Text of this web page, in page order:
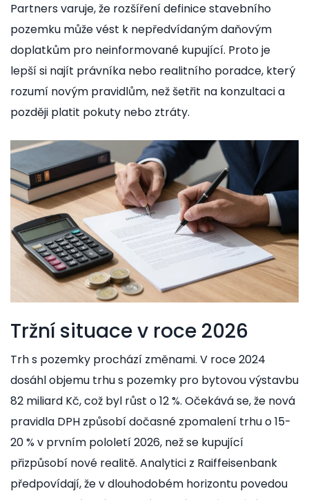
Partners varuje, že rozšíření definice stavebního
pozemku může vést k nepředvídaným daňovým
doplatkům pro neinformované kupující. Proto je
lepší si najít právníka nebo realitního poradce, který
rozumí novým pravidlům, než šetřit na konzultaci a
později platit pokuty nebo ztráty.
Tržní situace v roce 2026
Trh s pozemky prochází změnami. V roce 2024
dosáhl objemu trhu s pozemky pro bytovou výstavbu
82 miliard Kč, což byl růst o 12 %. Očekává se, že nová
pravidla DPH způsobí dočasné zpomalení trhu o 15-
20 % v prvním pololetí 2026, než se kupující
přizpůsobí nové realitě. Analytici z Raiffeisenbank
předpovídají, že v dlouhodobém horizontu povedou